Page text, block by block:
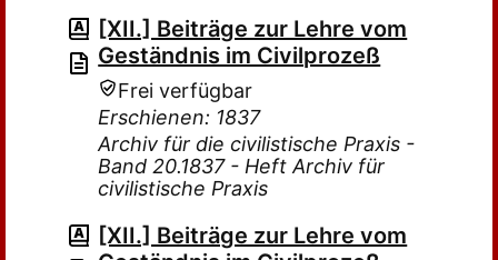
[XII.] Beiträge zur Lehre vom
Geständnis im Civilprozeß
Frei verfügbar
Erschienen: 1837
Archiv für die civilistische Praxis -
Band 20.1837 - Heft Archiv für
civilistische Praxis
[XII.] Beiträge zur Lehre vom